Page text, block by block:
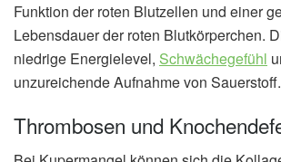
Funktion der roten Blutzellen und einer
Lebensdauer der roten Blutkörperchen.
niedrige Energielevel, Schwächegefühl
unzureichende Aufnahme von Sauerstoff.
Thrombosen und